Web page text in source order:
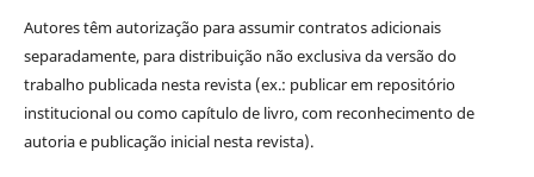
Autores têm autorização para assumir contratos adicionais
separadamente, para distribuição não exclusiva da versão do
trabalho publicada nesta revista (ex.: publicar em repositório
institucional ou como capítulo de livro, com reconhecimento de
autoria e publicação inicial nesta revista).